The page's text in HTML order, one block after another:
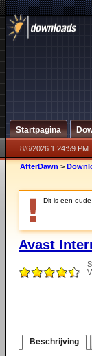
Startpagina
8/6/2026 1:24:59 PM
AfterDawn >
Dit is een
Avast
Beschrijving